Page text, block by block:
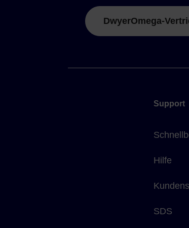
DwyerOmega-
Support
Hilfe
SDS